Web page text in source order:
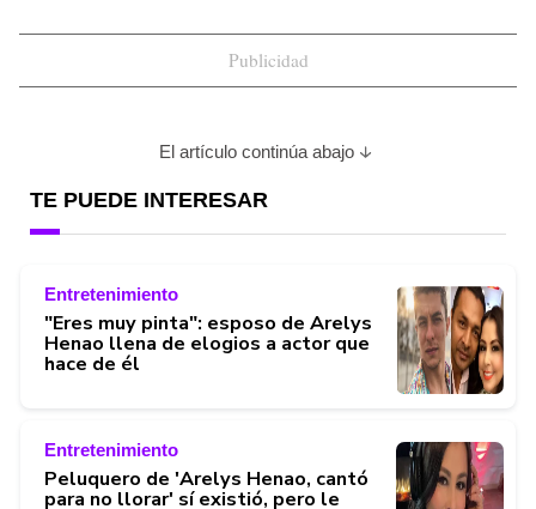
Publicidad
El artículo continúa abajo
TE PUEDE INTERESAR
Entretenimiento
"Eres muy pinta": esposo de Arelys
Henao llena de elogios a actor que
hace de él
Entretenimiento
Peluquero de 'Arelys Henao, cantó
para no llorar' sí existió, pero le